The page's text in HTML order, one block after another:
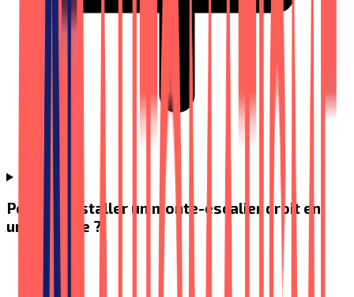
Peut-on installer un monte-escalier droit en
une journée ?